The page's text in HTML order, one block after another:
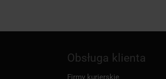
Obsługa klienta
Firmy kurierskie